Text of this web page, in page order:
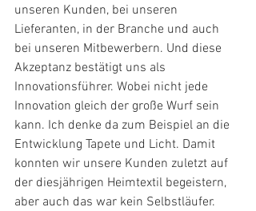
unseren Kunden, bei unseren
Lieferanten, in der Branche und auch
bei unseren Mitbewerbern. Und diese
Akzeptanz bestätigt uns als
Innovationsführer. Wobei nicht jede
Innovation gleich der große Wurf sein
kann. Ich denke da zum Beispiel an die
Entwicklung Tapete und Licht. Damit
konnten wir unsere Kunden zuletzt auf
der diesjährigen Heimtextil begeistern,
aber auch das war kein Selbstläufer.